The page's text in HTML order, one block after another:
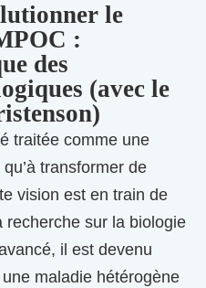
le
:
des
(avec le
traitée comme une
transformer de
vision est en train de
recherche sur la biologie
il est devenu
maladie hétérogène